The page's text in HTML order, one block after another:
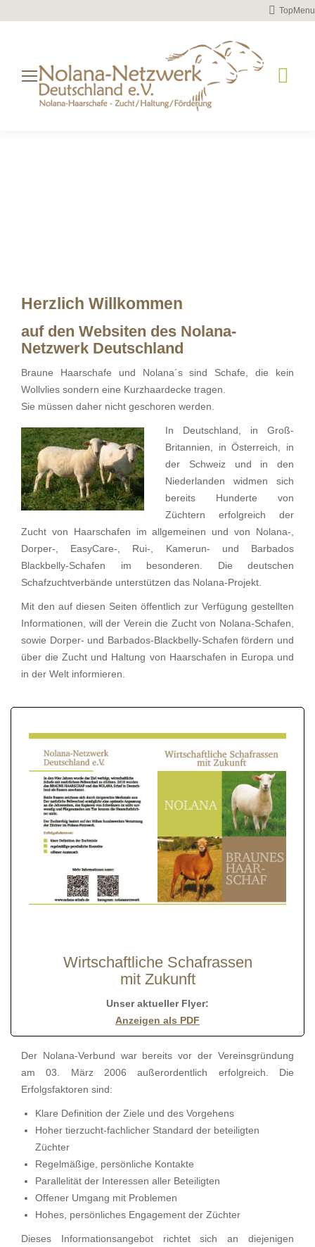
TopMenu
Herzlich Willkommen
auf den Websiten des Nolana-
Netzwerk Deutschland
Braune Haarschafe und Nolana´s sind Schafe, die kein
Wollvlies sondern eine Kurzhaardecke tragen.
Sie müssen daher nicht geschoren werden.
In Deutschland, in Groß-
Britannien, in Österreich, in
der Schweiz und in den
Niederlanden widmen sich
bereits Hunderte von
Züchtern erfolgreich der
Zucht von Haarschafen im allgemeinen und von Nolana-,
Dorper-, EasyCare-, Rui-, Kamerun- und Barbados
Blackbelly-Schafen im besonderen. Die deutschen
Schafzuchtverbände unterstützen das Nolana-Projekt.
Mit den auf diesen Seiten öffentlich zur Verfügung gestellten
Informationen, will der Verein die Zucht von Nolana-Schafen,
sowie Dorper- und Barbados-Blackbelly-Schafen fördern und
über die Zucht und Haltung von Haarschafen in Europa und
in der Welt informieren.
Wirtschaftliche Schafrassen
mit Zukunft
Unser aktueller Flyer:
Anzeigen als PDF
Der Nolana-Verbund war bereits vor der Vereinsgründung
am 03. März 2006 außerordentlich erfolgreich. Die
Erfolgsfaktoren sind:
Klare Definition der Ziele und des Vorgehens
Hoher tierzucht-fachlicher Standard der beteiligten
Züchter
Regelmäßige, persönliche Kontakte
Parallelität der Interessen aller Beteiligten
Offener Umgang mit Problemen
Hohes, persönliches Engagement der Züchter
Dieses Informationsangebot richtet sich an diejenigen